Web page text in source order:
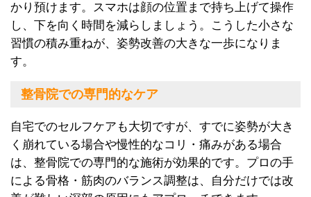
かり預けます。スマホは顔の位置まで持ち上げて操作
し、下を向く時間を減らしましょう。こうした小さな
習慣の積み重ねが、姿勢改善の大きな一歩になりま
す。
整骨院での専門的なケア
自宅でのセルフケアも大切ですが、すでに姿勢が大き
く崩れている場合や慢性的なコリ・痛みがある場合
は、整骨院での専門的な施術が効果的です。プロの手
による骨格・筋肉のバランス調整は、自分だけでは改